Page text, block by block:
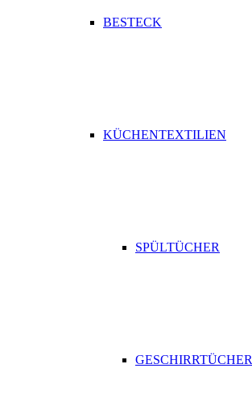
BESTECK
KÜCHENTEXTILIEN
SPÜLTÜCHER
GESCHIRRTÜCHER